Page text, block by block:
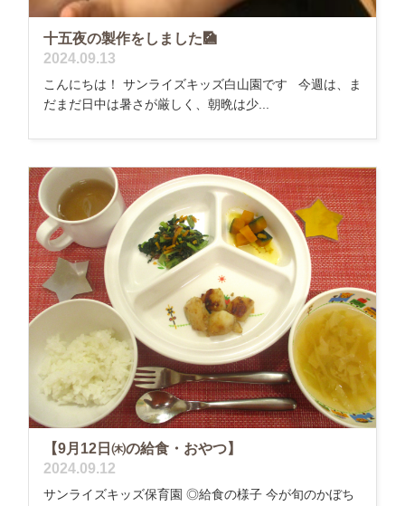
十五夜の製作をしました🎑
2024.09.13
こんにちは！ サンライズキッズ白山園です 今週は、ま
だまだ日中は暑さが厳しく、朝晩は少...
【9月12日㈭の給食・おやつ】
2024.09.12
サンライズキッズ保育園 ◎給食の様子 今が旬のかぼち